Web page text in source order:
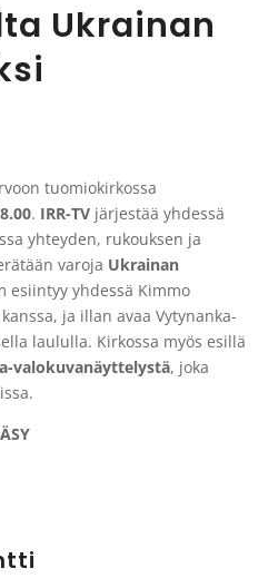
Ukrainan
tuomiokirkossa
. IRR-TV järjestää yhdessä
yhteyden, rukouksen ja
varoja Ukrainan
esiintyy yhdessä Kimmo
ja illan avaa Vytynanka-
laululla. Kirkossa myös esillä
valokuvanäyttelystä, joka